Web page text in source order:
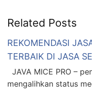
Related Posts
REKOMENDASI
TERBAIK DI JASA
JAVA MICE PRO –
mengalihkan status